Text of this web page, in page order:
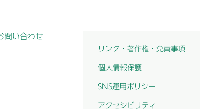
問い合わせ
リンク・著作権・免責事項
個人情報保護
SNS運用ポリシー
アクセシビリティ